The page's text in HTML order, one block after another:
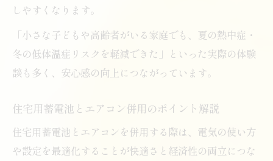
しやすくなります。
「小さな子どもや高齢者がいる家庭でも、夏の熱中症・
冬の低体温症リスクを軽減できた」といった実際の体験
談も多く、安心感の向上につながっています。
住宅用蓄電池とエアコン併用のポイント解説
住宅用蓄電池とエアコンを併用する際は、電気の使い方
や設定を最適化することが快適さと経済性の両立につな